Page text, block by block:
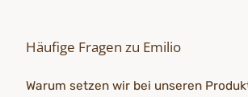
Häufige Fragen zu Emilio
Warum setzen wir bei unseren